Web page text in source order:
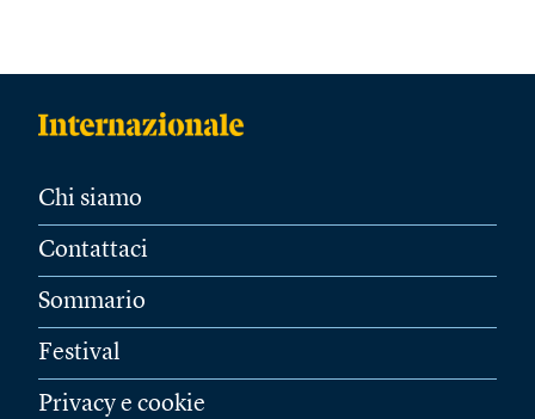
Chi siamo
Contattaci
Sommario
Festival
Privacy e cookie